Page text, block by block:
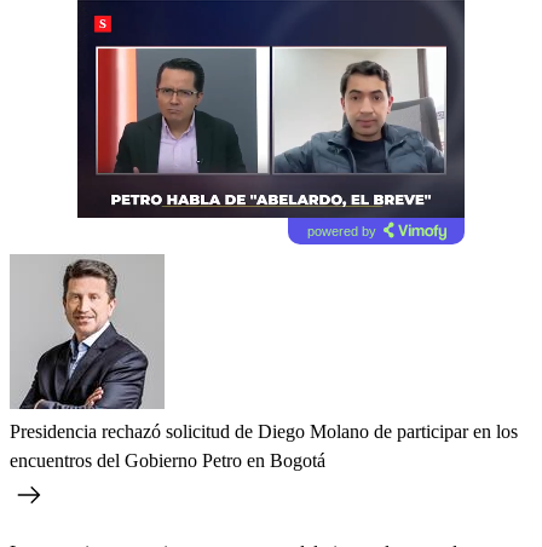
powered by
Presidencia rechazó solicitud de Diego Molano de participar en los
encuentros del Gobierno Petro en Bogotá